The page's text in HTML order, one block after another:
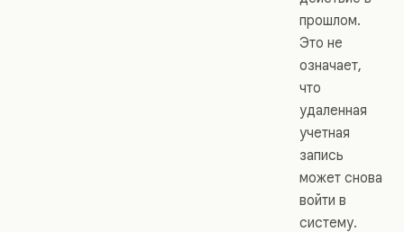
прошлом.
Это не
означает,
что
удаленная
учетная
запись
может снова
войти в
систему.